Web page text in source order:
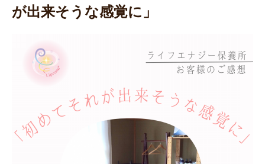
が出来そうな感覚に」